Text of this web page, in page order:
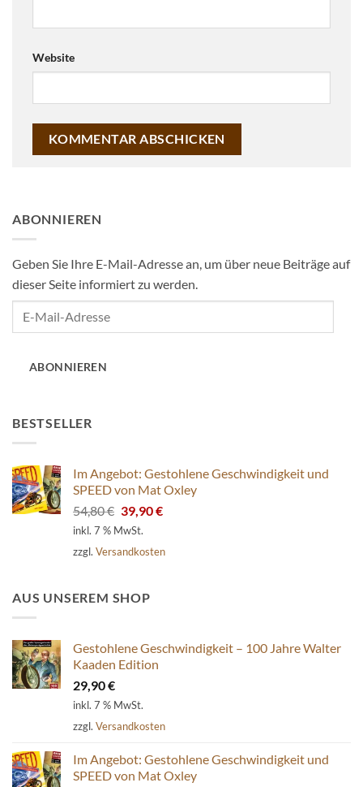
Website
ABONNIEREN
Geben Sie Ihre E-Mail-Adresse an, um über neue Beiträge auf
dieser Seite informiert zu werden.
ABONNIEREN
BESTSELLER
Im Angebot: Gestohlene Geschwindigkeit und
SPEED von Mat Oxley
54,80€ Ursprünglicher
Preis
54,80 €
39,90€Aktueller
39,90 €.
inkl. 7 % MwSt.
zzgl. Versandkosten
AUS UNSEREM SHOP
Gestohlene Geschwindigkeit – 100 Jahre Walter
Kaaden Edition
29,90€
inkl. 7 % MwSt.
zzgl. Versandkosten
Im Angebot: Gestohlene Geschwindigkeit und
SPEED von Mat Oxley